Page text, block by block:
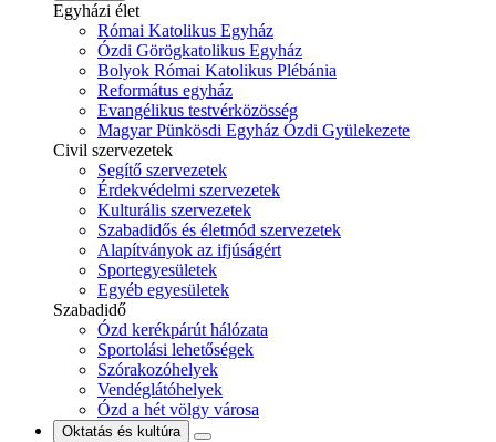
Egyházi élet
Római Katolikus Egyház
Ózdi Görögkatolikus Egyház
Bolyok Római Katolikus Plébánia
Református egyház
Evangélikus testvérközösség
Magyar Pünkösdi Egyház Ózdi Gyülekezete
Civil szervezetek
Segítő szervezetek
Érdekvédelmi szervezetek
Kulturális szervezetek
Szabadidős és életmód szervezetek
Alapítványok az ifjúságért
Sportegyesületek
Egyéb egyesületek
Szabadidő
Ózd kerékpárút hálózata
Sportolási lehetőségek
Szórakozóhelyek
Vendéglátóhelyek
Ózd a hét völgy városa
Oktatás és kultúra